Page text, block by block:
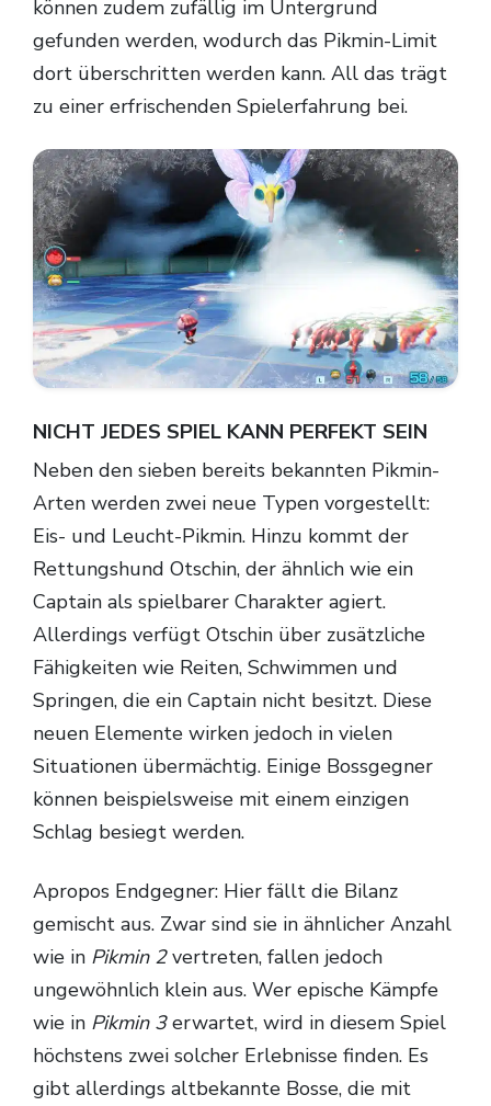
können zudem zufällig im Untergrund
gefunden werden, wodurch das Pikmin-Limit
dort überschritten werden kann. All das trägt
zu einer erfrischenden Spielerfahrung bei.
NICHT JEDES SPIEL KANN PERFEKT SEIN
Neben den sieben bereits bekannten Pikmin-
Arten werden zwei neue Typen vorgestellt:
Eis- und Leucht-Pikmin. Hinzu kommt der
Rettungshund Otschin, der ähnlich wie ein
Captain als spielbarer Charakter agiert.
Allerdings verfügt Otschin über zusätzliche
Fähigkeiten wie Reiten, Schwimmen und
Springen, die ein Captain nicht besitzt. Diese
neuen Elemente wirken jedoch in vielen
Situationen übermächtig. Einige Bossgegner
können beispielsweise mit einem einzigen
Schlag besiegt werden.
Apropos Endgegner: Hier fällt die Bilanz
gemischt aus. Zwar sind sie in ähnlicher Anzahl
wie in Pikmin 2vertreten, fallen jedoch
ungewöhnlich klein aus. Wer epische Kämpfe
wie in Pikmin 3erwartet, wird in diesem Spiel
höchstens zwei solcher Erlebnisse finden. Es
gibt allerdings altbekannte Bosse, die mit